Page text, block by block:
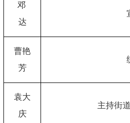
邓
达
曹艳
芳
袁大
庆
主持街